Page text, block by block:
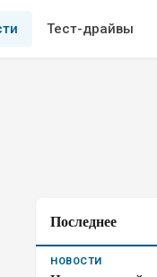
Тест-драйвы
Последнее
НОВОСТИ